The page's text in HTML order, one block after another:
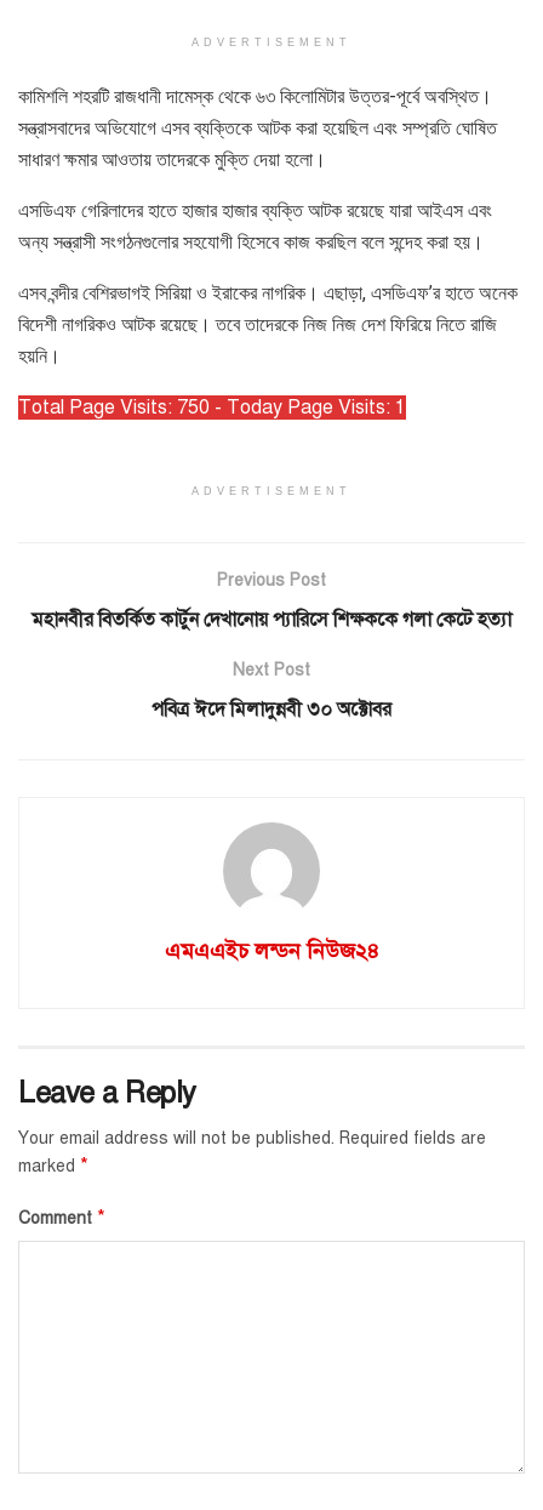
ADVERTISEMENT
কামিশলি শহরটি রাজধানী দামেস্ক থেকে ৬৩ কিলোমিটার উত্তর-পূর্বে অবস্থিত।
সন্ত্রাসবাদের অভিযোগে এসব ব্যক্তিকে আটক করা হয়েছিল এবং সম্প্রতি ঘোষিত
সাধারণ ক্ষমার আওতায় তাদেরকে মুক্তি দেয়া হলো।
এসডিএফ গেরিলাদের হাতে হাজার হাজার ব্যক্তি আটক রয়েছে যারা আইএস এবং
অন্য সন্ত্রাসী সংগঠনগুলোর সহযোগী হিসেবে কাজ করছিল বলে সন্দেহ করা হয়।
এসব বন্দীর বেশিরভাগই সিরিয়া ও ইরাকের নাগরিক। এছাড়া, এসডিএফ’র হাতে অনেক
বিদেশী নাগরিকও আটক রয়েছে। তবে তাদেরকে নিজ নিজ দেশ ফিরিয়ে নিতে রাজি
হয়নি।
Total Page Visits: 750 - Today Page Visits: 1
ADVERTISEMENT
Previous Post
মহানবীর বিতর্কিত কার্টুন দেখানোয় প্যারিসে শিক্ষককে গলা কেটে হত্যা
Next Post
পবিত্র ঈদে মিলাদুন্নবী ৩০ অক্টোবর
এমএএইচ লন্ডন নিউজ২৪
Leave a Reply
Your email address will not be published. Required fields are
marked *
Comment *